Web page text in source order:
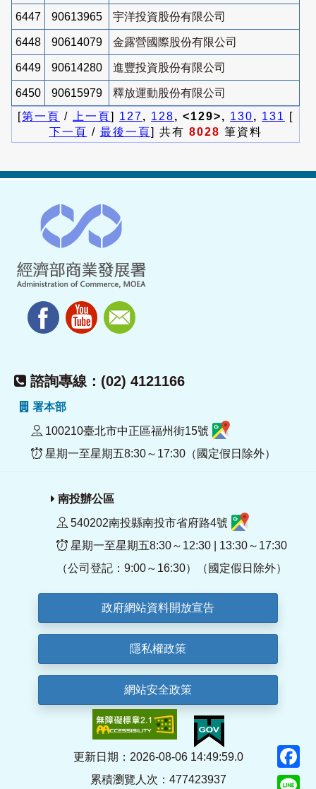
6447 90613965 宇洋投資股份有限公司
6448 90614079 金露營國際股份有限公司
6449 90614280 進豐投資股份有限公司
6450 90615979
釋放運動股份有限公司
[第一頁 / 上一頁] 127, 128, <129>, 130, 131
[
下一頁 / 最後一頁] 共有 8028 筆資料
諮詢專線：(02) 4121166
署本部
100210臺北市中正區福州街15號
星期一至星期五8:30～17:30（國定假日除外）
南投辦公區
540202南投縣南投市省府路4號
星期一至星期五8:30～12:30 | 13:30～17:30
（公司登記：9:00～16:30）（國定假日除外）
政府網站資料開放宣告
隱私權政策
網站安全政策
更新日期：2026-08-06 14:49:59.0
累積瀏覽人次：477423937